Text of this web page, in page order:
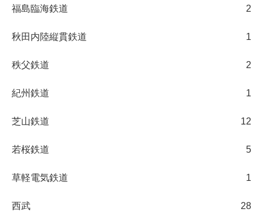
福島臨海鉄道 2
秋田内陸縦貫鉄道 1
秩父鉄道 2
紀州鉄道 1
芝山鉄道 12
若桜鉄道 5
草軽電気鉄道 1
西武 28